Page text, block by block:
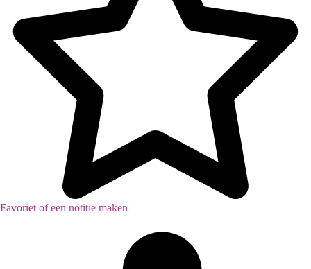
Favoriet of een notitie maken